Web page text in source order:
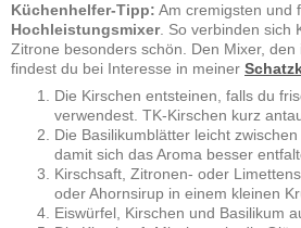
Küchenhelfer-Tipp: Am cremigsten und
Hochleistungsmixer. So verbinden sich
Zitrone besonders schön. Den Mixer, den
findest du bei Interesse in meiner
Die Kirschen entsteinen, falls du
verwendest. TK-Kirschen kurz
Die Basilikumblätter leicht
damit sich das Aroma besser
Kirschsaft, Zitronen- oder
oder Ahornsirup in einem kleinen
Eiswürfel, Kirschen und Basilikum